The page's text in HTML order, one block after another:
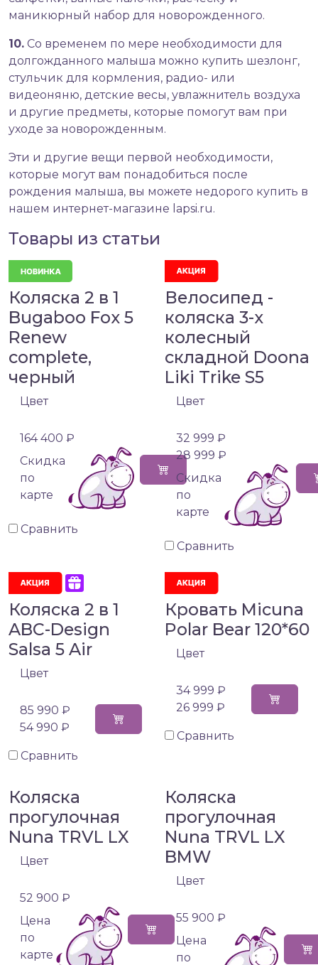
маникюрный набор для новорожденного.
10. Со временем по мере необходимости для
долгожданного малыша можно купить шезлонг,
стульчик для кормления, радио- или
видеоняню, детские весы, увлажнитель воздуха
и другие предметы, которые помогут вам при
уходе за новорожденным.
Эти и другие вещи первой необходимости,
которые могут вам понадобиться после
рождения малыша, вы можете недорого купить в
нашем интернет-магазине lapsi.ru.
Товары из статьи
Коляска 2 в 1
Bugaboo Fox 5
Renew
complete,
черный
Цвет
164 400 ₽
Cкидка
по
карте
Сравнить
Велосипед -
коляска 3-х
колесный
складной Doona
Liki Trike S5
Цвет
32 999 ₽
28 999 ₽
Cкидка
по
карте
Сравнить
Коляска 2 в 1
ABC-Design
Salsa 5 Air
Цвет
85 990 ₽
54 990 ₽
Сравнить
Кровать Micuna
Polar Bear 120*60
Цвет
34 999 ₽
26 999 ₽
Сравнить
Коляска
прогулочная
Nuna TRVL LX
Цвет
52 900 ₽
Цена
по
карте
Коляска
прогулочная
Nuna TRVL LX
BMW
Цвет
55 900 ₽
Цена
по